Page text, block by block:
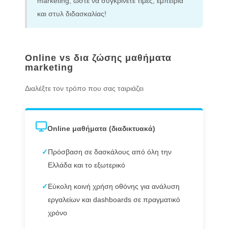
και στυλ διδασκαλίας!
Online vs δια ζώσης μαθήματα
marketing
Διαλέξτε τον τρόπο που σας ταιριάζει
Online μαθήματα (διαδικτυακά)
✓ Πρόσβαση σε δασκάλους από όλη την
Ελλάδα και το εξωτερικό
✓ Εύκολη κοινή χρήση οθόνης για ανάλυση
εργαλείων και dashboards σε πραγματικό
χρόνο